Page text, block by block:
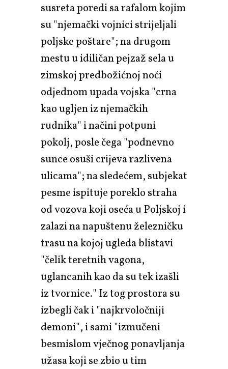
susreta poredi sa rafalom kojim
su "njemački vojnici strijeljali
poljske poštare"; na drugom
mestu u idiličan pejzaž sela u
zimskoj predbožićnoj noći
odjednom upada vojska "crna
kao ugljen iz njemačkih
rudnika" i načini potpuni
pokolj, posle čega "podnevno
sunce osuši crijeva razlivena
ulicama"; na sledećem, subjekat
pesme ispituje poreklo straha
od vozova koji oseća u Poljskoj i
zalazi na napuštenu železničku
trasu na kojoj ugleda blistavi
"čelik teretnih vagona,
uglancanih kao da su tek izašli
iz tvornice." Iz tog prostora su
izbegli čak i "najkrvoločniji
demoni", i sami "izmučeni
besmislom vječnog ponavljanja
užasa koji se zbio u tim